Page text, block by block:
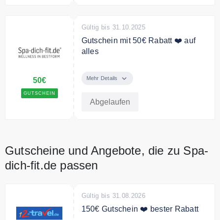
mehr Qualität, faire Preise.
50€
GUTSCHEIN
Gültig bis 31.10.2025
Gutschein mit 50€ Rabatt ❤️ auf
alles
fit.de Newsletter, erhalten Sie 50€
Wellnessreisen.
Mehr Details
Abgelaufen
Gutscheine und Angebote, die zu Spa-
dich-fit.de passen
Gültig bis 31.08.2026
150€ Gutschein ❤️ bester Rabatt